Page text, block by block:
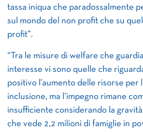
tassa iniqua che paradossalmente
sul mondo del non profit che su
profit”.
“Tra le misure di welfare che
interesse vi sono quelle che
positivo l’aumento delle risorse per
inclusione, ma l’impegno rimane
insufficiente considerando la
che vede 2,2 milioni di famiglie in